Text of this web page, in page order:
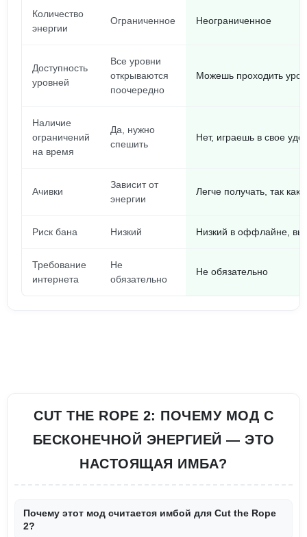
Количество
энергии
Ограниченное Неограниченное
Доступность
уровней
Все уровни
открываются
поочередно
Можешь проходить
Наличие
ограничений
на время
Да, нужно
спешить
Нет, играешь в свое
Ачивки
Зависит от
энергии
Легче получать, так как
Риск бана Низкий Низкий в оффлайне,
Требование
интернета
Не
обязательно
Не обязательно
CUT THE ROPE 2: ПОЧЕМУ МОД С
БЕСКОНЕЧНОЙ ЭНЕРГИЕЙ — ЭТО
НАСТОЯЩАЯ ИМБА?
Почему этот мод считается имбой для Cut the Rope
2?